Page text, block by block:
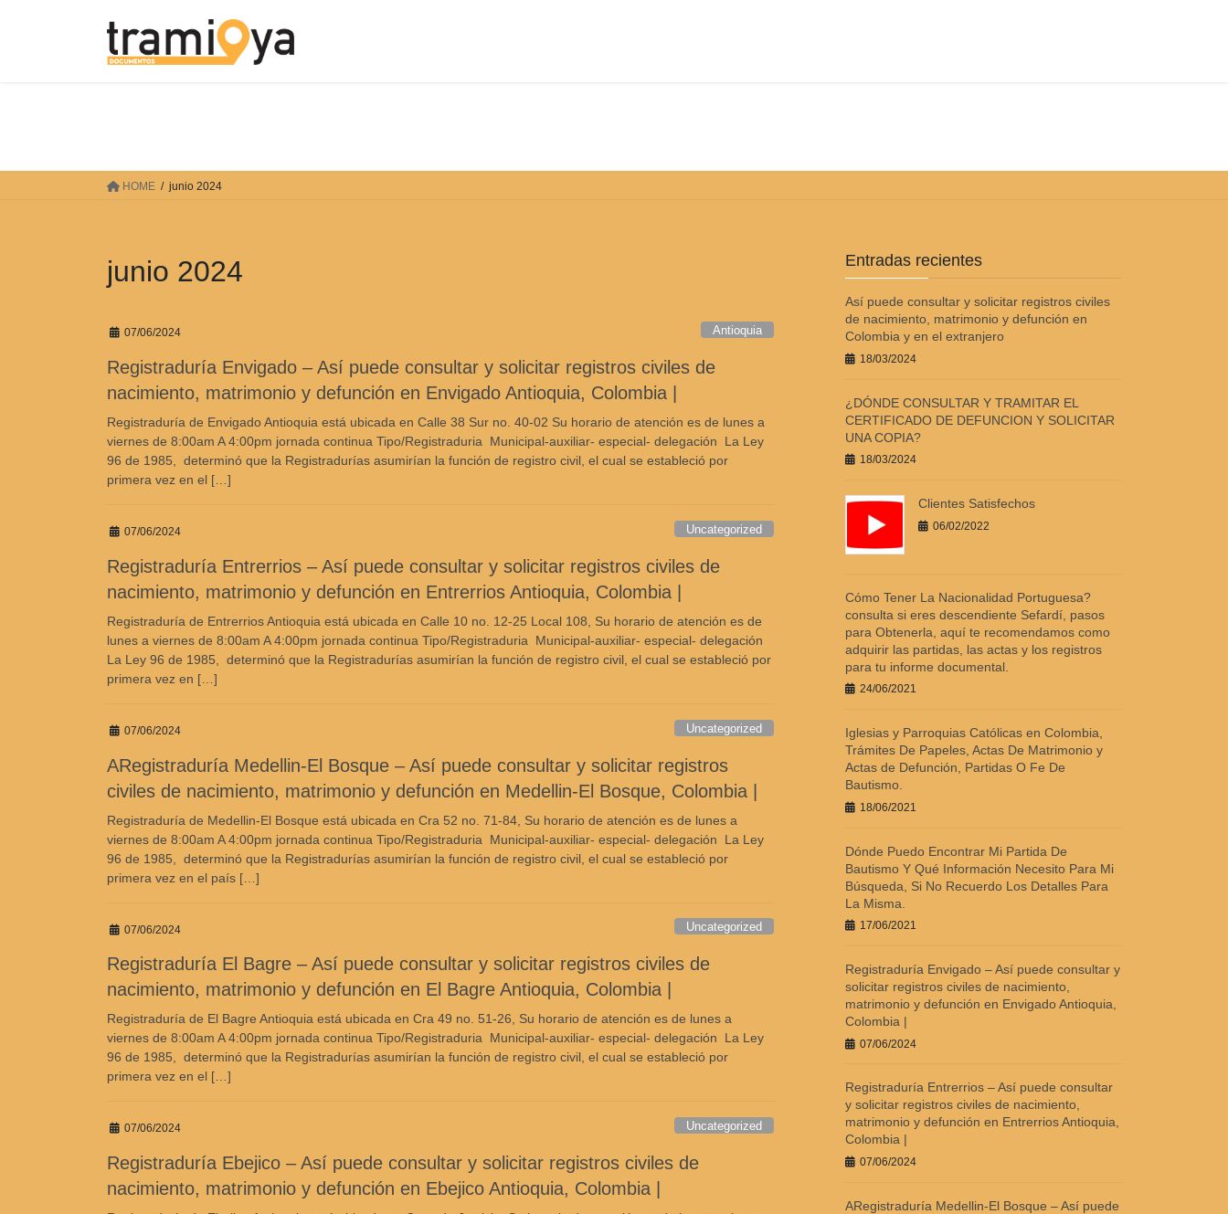
HOME junio 2024
junio 2024
07/06/2024 Antioquia
Registraduría Envigado – Así puede consultar y solicitar registros civiles de
nacimiento, matrimonio y defunción en Envigado Antioquia, Colombia |
Registraduría de Envigado Antioquia está ubicada en Calle 38 Sur no. 40-02 Su horario de atención es de lunes a
viernes de 8:00am A 4:00pm jornada continua Tipo/Registraduria Municipal-auxiliar- especial- delegación La Ley
96 de 1985, determinó que la Registradurías asumirían la función de registro civil, el cual se estableció por
primera vez en el […]
07/06/2024 Uncategorized
Registraduría Entrerrios – Así puede consultar y solicitar registros civiles de
nacimiento, matrimonio y defunción en Entrerrios Antioquia, Colombia |
Registraduría de Entrerrios Antioquia está ubicada en Calle 10 no. 12-25 Local 108, Su horario de atención es de
lunes a viernes de 8:00am A 4:00pm jornada continua Tipo/Registraduria Municipal-auxiliar- especial- delegación
La Ley 96 de 1985, determinó que la Registradurías asumirían la función de registro civil, el cual se estableció por
primera vez en […]
07/06/2024 Uncategorized
ARegistraduría Medellin-El Bosque – Así puede consultar y solicitar registros
civiles de nacimiento, matrimonio y defunción en Medellin-El Bosque, Colombia |
Registraduría de Medellin-El Bosque está ubicada en Cra 52 no. 71-84, Su horario de atención es de lunes a
viernes de 8:00am A 4:00pm jornada continua Tipo/Registraduria Municipal-auxiliar- especial- delegación La Ley
96 de 1985, determinó que la Registradurías asumirían la función de registro civil, el cual se estableció por
primera vez en el país […]
07/06/2024 Uncategorized
Registraduría El Bagre – Así puede consultar y solicitar registros civiles de
nacimiento, matrimonio y defunción en El Bagre Antioquia, Colombia |
Registraduría de El Bagre Antioquia está ubicada en Cra 49 no. 51-26, Su horario de atención es de lunes a
viernes de 8:00am A 4:00pm jornada continua Tipo/Registraduria Municipal-auxiliar- especial- delegación La Ley
96 de 1985, determinó que la Registradurías asumirían la función de registro civil, el cual se estableció por
primera vez en el […]
07/06/2024 Uncategorized
Registraduría Ebejico – Así puede consultar y solicitar registros civiles de
nacimiento, matrimonio y defunción en Ebejico Antioquia, Colombia |
Entradas recientes
Así puede consultar y solicitar registros civiles
de nacimiento, matrimonio y defunción en
Colombia y en el extranjero
18/03/2024
¿DÓNDE CONSULTAR Y TRAMITAR EL
CERTIFICADO DE DEFUNCION Y SOLICITAR
UNA COPIA?
18/03/2024
Clientes Satisfechos
06/02/2022
Cómo Tener La Nacionalidad Portuguesa?
consulta si eres descendiente Sefardí, pasos
para Obtenerla, aquí te recomendamos como
adquirir las partidas, las actas y los registros
para tu informe documental.
24/06/2021
Iglesias y Parroquias Católicas en Colombia,
Trámites De Papeles, Actas De Matrimonio y
Actas de Defunción, Partidas O Fe De
Bautismo.
18/06/2021
Dónde Puedo Encontrar Mi Partida De
Bautismo Y Qué Información Necesito Para Mi
Búsqueda, Si No Recuerdo Los Detalles Para
La Misma.
17/06/2021
Registraduría Envigado – Así puede consultar y
solicitar registros civiles de nacimiento,
matrimonio y defunción en Envigado Antioquia,
Colombia |
07/06/2024
Registraduría Entrerrios – Así puede consultar
y solicitar registros civiles de nacimiento,
matrimonio y defunción en Entrerrios Antioquia,
Colombia |
07/06/2024
ARegistraduría Medellin-El Bosque – Así puede